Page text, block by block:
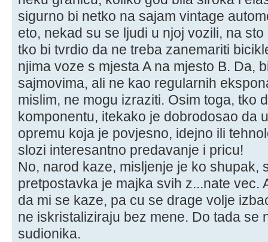
sigurno bi netko na sajam vintage
eto, nekad su se ljudi u njoj vozili, na
tko bi tvrdio da ne treba zanemariti
njima voze s mjesta A na mjesto B. Da,
sajmovima, ali ne kao regularnih
mislim, ne mogu izraziti. Osim toga, tko
komponentu, itekako je dobrodosao da
opremu koja je povjesno, idejno ili
slozi interesantno predavanje i pricu!
No, narod kaze, misljenje je ko shupak,
pretpostavka je majka svih z...nate vec.
da mi se kaze, pa cu se drage volje
ne iskristaliziraju bez mene. Do tada se
sudionika.